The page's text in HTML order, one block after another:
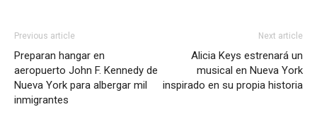
Previous article
Preparan hangar en
aeropuerto John F. Kennedy de
Nueva York para albergar mil
inmigrantes
Next article
Alicia Keys estrenará un
musical en Nueva York
inspirado en su propia historia